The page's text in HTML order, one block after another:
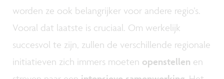
worden ze ook belangrijker voor andere regio’s.
Vooral dat laatste is cruciaal. Om werkelijk
succesvol te zijn, zullen de verschillende regionale
initiatieven zich immers moeten openstellen en